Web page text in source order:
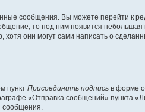
сообщения. Вы можете перейти к
то под ним появится небольшая
они могут сами написать о
пункт Присоединить подпись в форме
«Отправка сообщений» пункта